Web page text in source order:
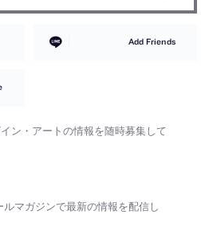
Add Friends
ン・アートの情報を随時募集して
ルマガジンで最新の情報を配信し